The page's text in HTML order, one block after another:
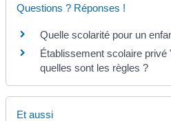
Questions ? Réponses !
Quelle scolarité pour un
Établissement scolaire privé
quelles sont les règles ?
Et aussi